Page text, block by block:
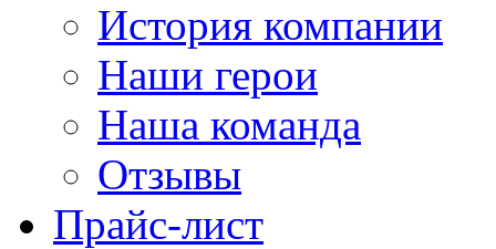
История компании
Наши герои
Наша команда
Отзывы
Прайс-лист